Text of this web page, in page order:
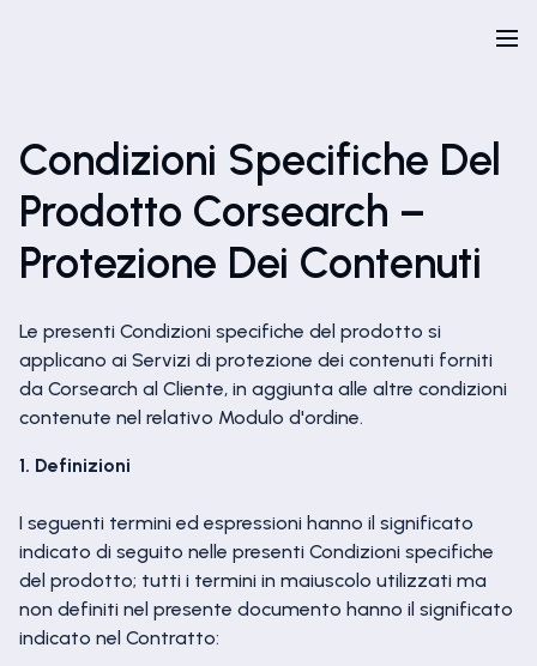
Condizioni Specifiche Del
Prodotto Corsearch –
Protezione Dei Contenuti
Le presenti Condizioni specifiche del prodotto si
applicano ai Servizi di protezione dei contenuti forniti
da Corsearch al Cliente, in aggiunta alle altre condizioni
contenute nel relativo Modulo d'ordine.
1. Definizioni
I seguenti termini ed espressioni hanno il significato
indicato di seguito nelle presenti Condizioni specifiche
del prodotto; tutti i termini in maiuscolo utilizzati ma
non definiti nel presente documento hanno il significato
indicato nel Contratto: